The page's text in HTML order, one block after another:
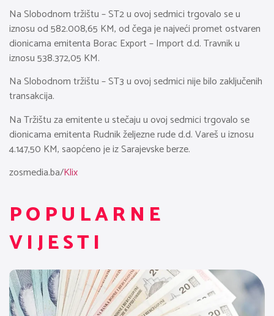
Na Slobodnom tržištu – ST2 u ovoj sedmici trgovalo se u
iznosu od 582.008,65 KM, od čega je najveći promet ostvaren
dionicama emitenta Borac Export – Import d.d. Travnik u
iznosu 538.372,05 KM.
Na Slobodnom tržištu – ST3 u ovoj sedmici nije bilo zaključenih
transakcija.
Na Tržištu za emitente u stečaju u ovoj sedmici trgovalo se
dionicama emitenta Rudnik željezne rude d.d. Vareš u iznosu
4.147,50 KM, saopćeno je iz Sarajevske berze.
zosmedia.ba/Klix
POPULARNE
VIJESTI